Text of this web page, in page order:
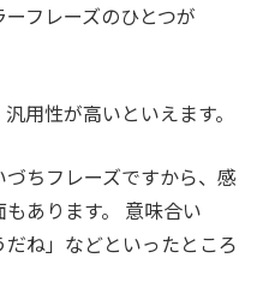
フレーズのひとつが
用性が高いといえます。
ちフレーズですから、感
あります。 意味合い
ね」などといったところ